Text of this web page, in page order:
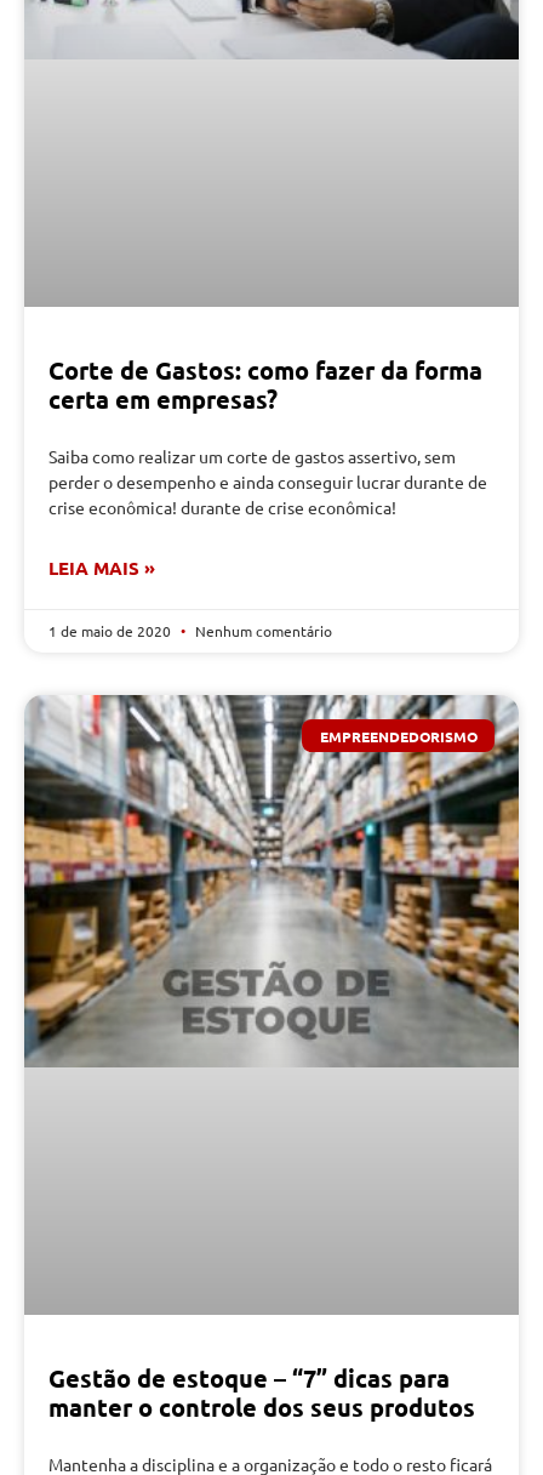
Corte de Gastos: como fazer da forma
certa em empresas?
Saiba como realizar um corte de gastos assertivo, sem
perder o desempenho e ainda conseguir lucrar durante de
crise econômica! durante de crise econômica!
LEIA MAIS »
1 de maio de 2020 Nenhum comentário
EMPREENDEDORISMO
Gestão de estoque – “7” dicas para
manter o controle dos seus produtos
Mantenha a disciplina e a organização e todo o resto ficará